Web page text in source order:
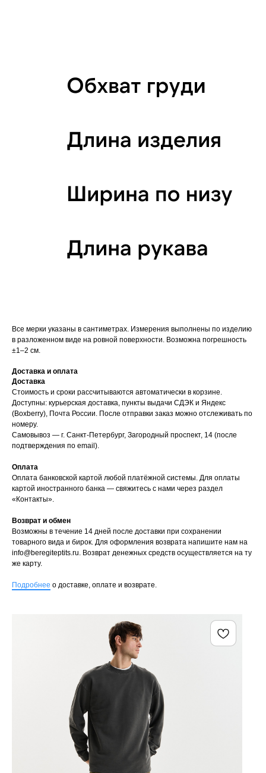
Все мерки указаны в сантиметрах. Измерения выполнены по изделию
в разложенном виде на ровной поверхности. Возможна погрешность
±1–2 см.
Доставка и оплата
Доставка
Стоимость и сроки рассчитываются автоматически в корзине.
Доступны: курьерская доставка, пункты выдачи СДЭК и Яндекс
(Boxberry), Почта России. После отправки заказ можно отслеживать по
номеру.
Самовывоз — г. Санкт-Петербург, Загородный проспект, 14 (после
подтверждения по email).
Оплата
Оплата банковской картой любой платёжной системы. Для оплаты
картой иностранного банка — свяжитесь с нами через раздел
«Контакты».
Возврат и обмен
Возможны в течение 14 дней после доставки при сохранении
товарного вида и бирок. Для оформления возврата напишите нам на
info@beregiteptits.ru. Возврат денежных средств осуществляется на ту
же карту.
Подробнее о доставке, оплате и возврате.